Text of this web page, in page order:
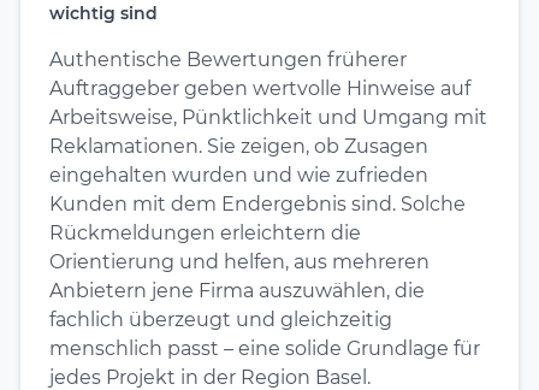
wichtig sind
Authentische Bewertungen früherer
Auftraggeber geben wertvolle Hinweise auf
Arbeitsweise, Pünktlichkeit und Umgang mit
Reklamationen. Sie zeigen, ob Zusagen
eingehalten wurden und wie zufrieden
Kunden mit dem Endergebnis sind. Solche
Rückmeldungen erleichtern die
Orientierung und helfen, aus mehreren
Anbietern jene Firma auszuwählen, die
fachlich überzeugt und gleichzeitig
menschlich passt – eine solide Grundlage für
jedes Projekt in der Region Basel.